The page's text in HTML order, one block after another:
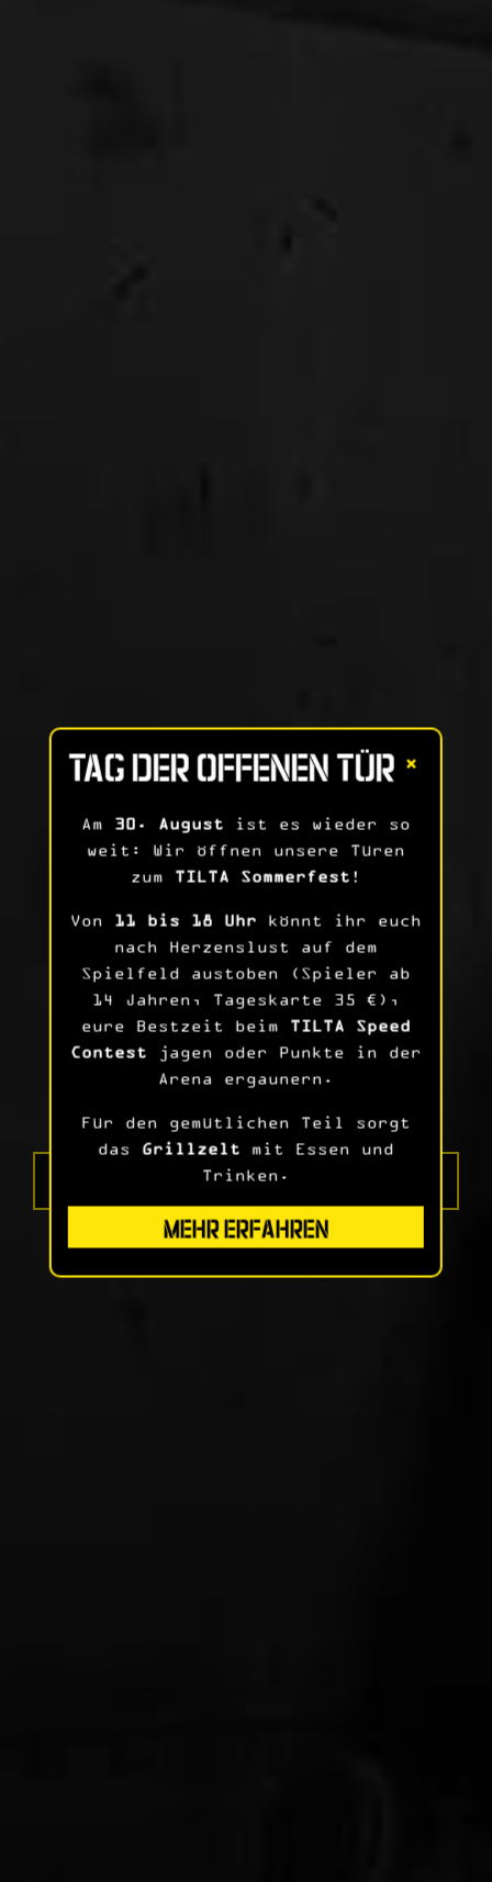
TAG DER OFFENEN TÜR ×
Am 30. August ist es wieder so
weit: Wir öffnen unsere Türen
zum TILTA Sommerfest !
Von 11 bis 18 Uhr könnt ihr euch
nach Herzenslust auf dem
Spielfeld austoben (Spieler ab
14 Jahren, Tageskarte 35 €),
eure Bestzeit beim TILTA Speed
Contest jagen oder Punkte in der
Arena ergaunern.
Für den gemütlichen Teil sorgt
das Grillzelt mit Essen und
Trinken.
MEHR ERFAHREN
TILTA
DAS BESTE LASERTAG DER GALAXIE